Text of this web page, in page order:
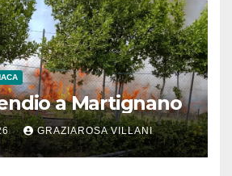
a Martignano
GRAZIAROSA VILLANI